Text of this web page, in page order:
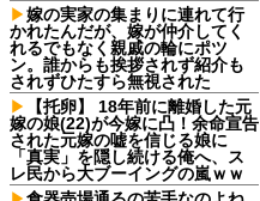
嫁の実家の集まりに連れて行
かれたんだが、嫁が仲介してく
れるでもなく親戚の輪にポツ
ン。誰からも挨拶されず紹介も
されずひたすら無視された
【托卵】 18年前に離婚した元
嫁の娘(22)が今嫁に凸！余命宣告
された元嫁の嘘を信じる娘に
「真実」を隠し続ける俺へ、ス
レ民から大ブーイングの嵐ｗｗ